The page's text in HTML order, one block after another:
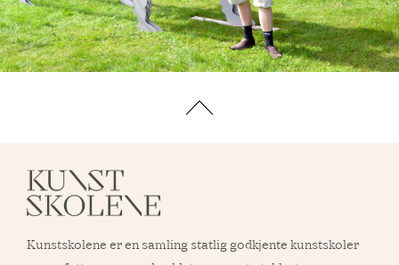
Kunstskolene er en samling statlig godkjente kunstskoler